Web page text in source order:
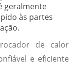
geralmente
às partes
de calor
e eficiente